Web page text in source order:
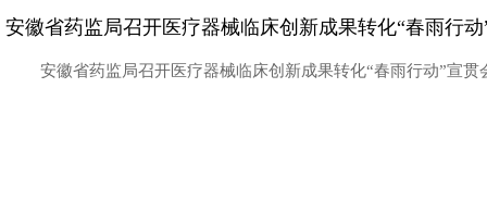
安徽省药监局召开医疗器械临床创新成果转化“春雨行
安徽省药监局召开医疗器械临床创新成果转化“春雨行动”宣贯